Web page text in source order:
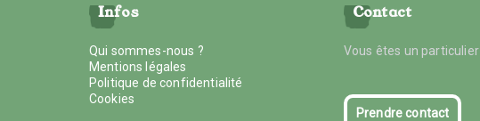
Infos
Qui sommes-nous ?
Mentions légales
Politique de confidentialité
Cookies
Contact
Vous êtes un particulier
Prendre contact